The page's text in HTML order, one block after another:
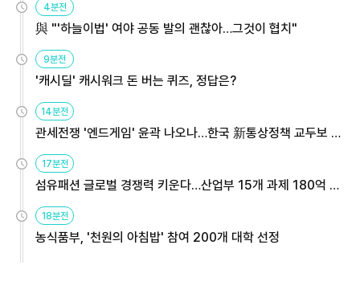
4분전
與 "'하늘이법' 여야 공동 발의 괜찮아…그것이 협치"
9분전
'캐시딜' 캐시워크 돈 버는 퀴즈, 정답은?
14분전
관세전쟁 '엔드게임' 윤곽 나오나…한국 新통상정책 교두보 활
17분전
섬유패션 글로벌 경쟁력 키운다…산업부 15개 과제 180억 지
18분전
농식품부, '천원의 아침밥' 참여 200개 대학 선정